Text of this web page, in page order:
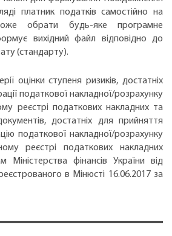
платник податків самостійно на
обрати будь-яке програмне
вихідний файл відповідно до
(стандарту).
оцінки ступеня ризиків, достатніх
податкової накладної/розрахунку
реєстрі податкових накладних та
достатніх для прийняття
податкової накладної/розрахунку
реєстрі податкових накладних
Міністерства фінансів України від
в Мінюсті 16.06.2017 за